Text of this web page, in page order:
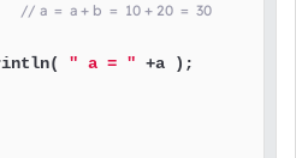
// a  =  a + b  =  10 + 20  =  30
" a = " +a );